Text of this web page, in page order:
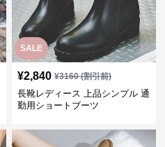
SALE
¥2,840 ¥3160(割引前)
長靴レディース 上品シンプル 通
勤用ショートブーツ